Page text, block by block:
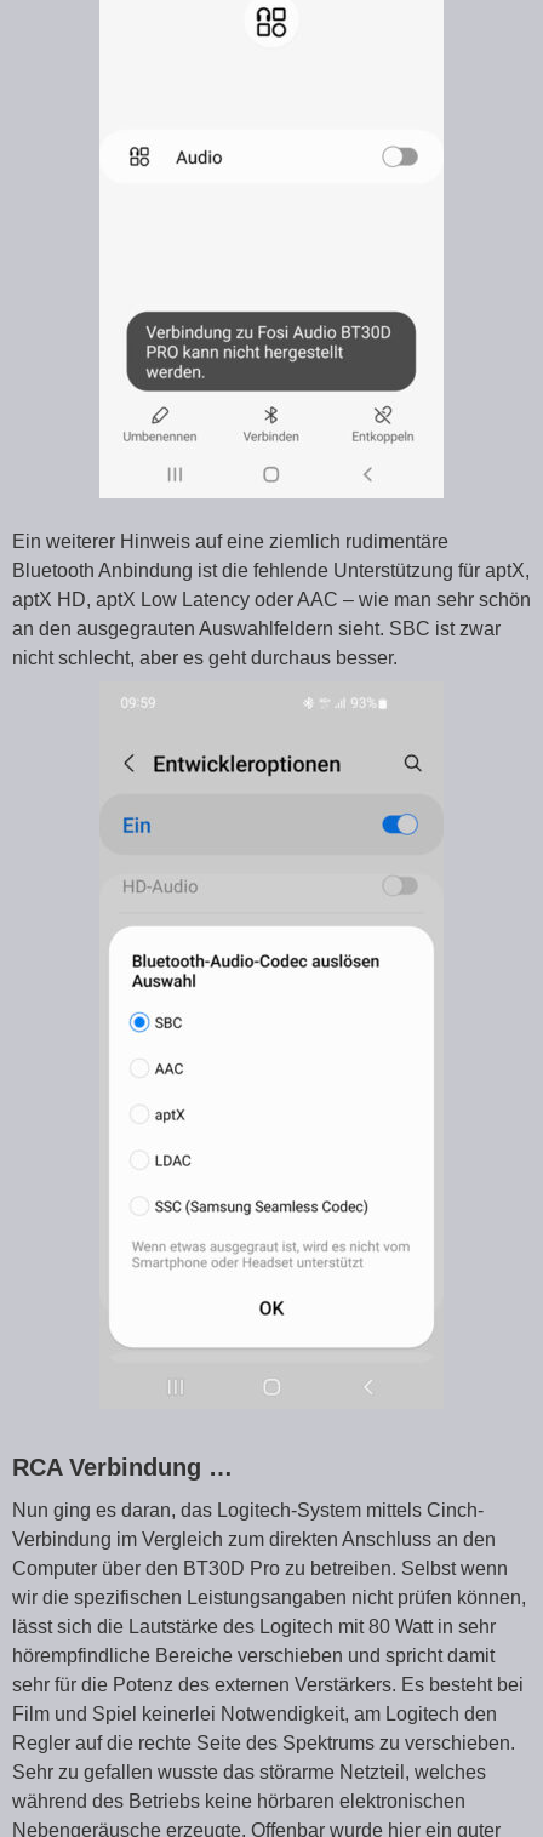
Ein weiterer Hinweis auf eine ziemlich rudimentäre
Bluetooth Anbindung ist die fehlende Unterstützung für aptX,
aptX HD, aptX Low Latency oder AAC – wie man sehr schön
an den ausgegrauten Auswahlfeldern sieht. SBC ist zwar
nicht schlecht, aber es geht durchaus besser.
RCA Verbindung …
Nun ging es daran, das Logitech-System mittels Cinch-
Verbindung im Vergleich zum direkten Anschluss an den
Computer über den BT30D Pro zu betreiben. Selbst wenn
wir die spezifischen Leistungsangaben nicht prüfen können,
lässt sich die Lautstärke des Logitech mit 80 Watt in sehr
hörempfindliche Bereiche verschieben und spricht damit
sehr für die Potenz des externen Verstärkers. Es besteht bei
Film und Spiel keinerlei Notwendigkeit, am Logitech den
Regler auf die rechte Seite des Spektrums zu verschieben.
Sehr zu gefallen wusste das störarme Netzteil, welches
während des Betriebs keine hörbaren elektronischen
Nebengeräusche erzeugte. Offenbar wurde hier ein guter